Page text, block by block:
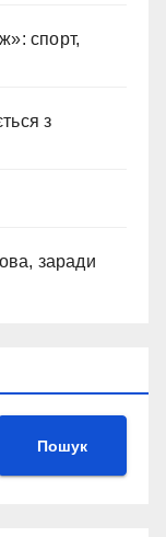
спорт,
з
заради
Пошук